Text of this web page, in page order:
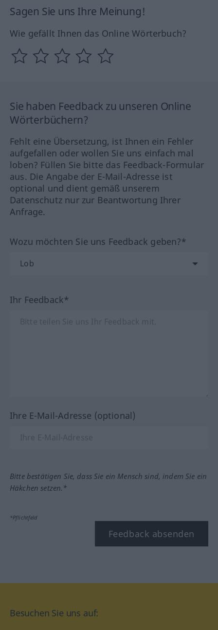
Sagen Sie uns Ihre Meinung!
Wie gefällt Ihnen das Online Wörterbuch?
Sie haben Feedback zu unseren Online
Wörterbüchern?
Fehlt eine Übersetzung, ist Ihnen ein Fehler
aufgefallen oder wollen Sie uns einfach mal
loben? Füllen Sie bitte das Feedback-Formular
aus. Die Angabe der E-Mail-Adresse ist
optional und dient gemäß unserem
Datenschutz nur zur Beantwortung Ihrer
Anfrage.
Wozu möchten Sie uns Feedback geben?*
Ihr Feedback*
Ihre E-Mail-Adresse (optional)
Bitte bestätigen Sie, dass Sie ein Mensch sind, indem Sie ein
Häkchen setzen.*
*Pflichtfeld
Feedback absenden
Besuchen Sie uns auf: